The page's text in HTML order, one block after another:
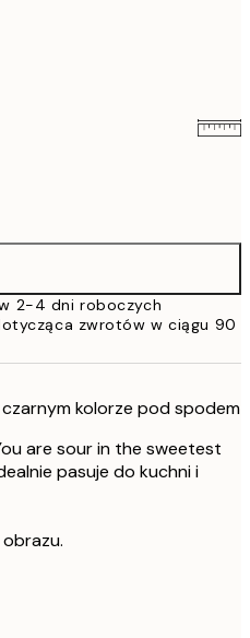
86 zł
152 zł
2-4 dni roboczych
zwrotów w ciągu 90
kolorze pod spodem
are sour in the sweetest
pasuje do kuchni i